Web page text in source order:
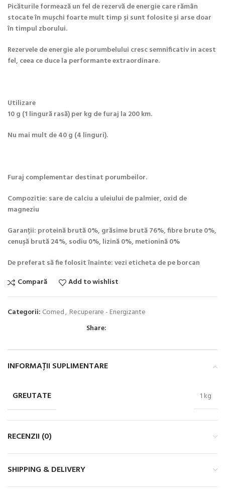
Picăturile formează un fel de rezervă de energie care rămân
stocate în mușchi foarte mult timp și sunt folosite și arse doar
în timpul zborului.
Rezervele de energie ale porumbelului cresc semnificativ in acest
fel, ceea ce duce la performante extraordinare.
Utilizare
10 g (1 lingură rasă) per kg de furaj la 200 km.
Nu mai mult de 40 g (4 linguri).
Furaj complementar destinat porumbeilor.
Compozitie: sare de calciu a uleiului de palmier, oxid de
magneziu
Garanții: proteină brută 0%, grăsime brută 76%, fibre brute 0%,
cenușă brută 24%, sodiu 0%, lizină 0%, metionină 0%
De preferat să fie folosit înainte: vezi eticheta de pe borcan
Compară
Add to wishlist
Categorii: Comed, Recuperare - Energizante
Share:
INFORMAȚII SUPLIMENTARE
GREUTATE 1 kg
RECENZII (0)
SHIPPING & DELIVERY